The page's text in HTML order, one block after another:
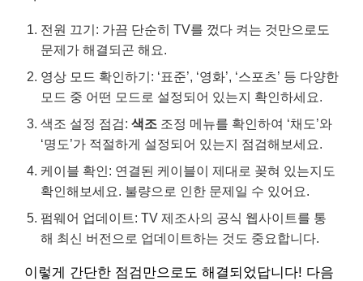
전원 끄기: 가끔 단순히 TV를 껐다 켜는 것만으로도
문제가 해결되곤 해요.
영상 모드 확인하기: ‘표준’, ‘영화’, ‘스포츠’ 등 다양한
모드 중 어떤 모드로 설정되어 있는지 확인하세요.
색조 설정 점검: 색조 조정 메뉴를 확인하여 ‘채도’와
‘명도’가 적절하게 설정되어 있는지 점검해보세요.
케이블 확인: 연결된 케이블이 제대로 꽂혀 있는지도
확인해보세요. 불량으로 인한 문제일 수 있어요.
펌웨어 업데이트: TV 제조사의 공식 웹사이트를 통
해 최신 버전으로 업데이트하는 것도 중요합니다.
이렇게 간단한 점검만으로도 해결되었답니다! 다음